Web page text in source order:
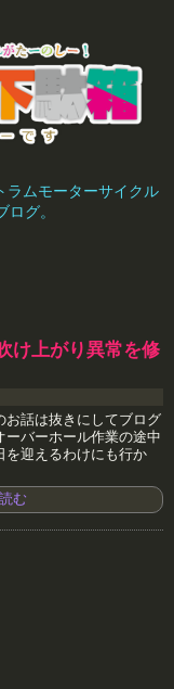
ラムモーターサイクル
グ。
け上がり異常を修
お話は抜きにしてブログ
バーホール作業の途中
を迎えるわけにも行か
む